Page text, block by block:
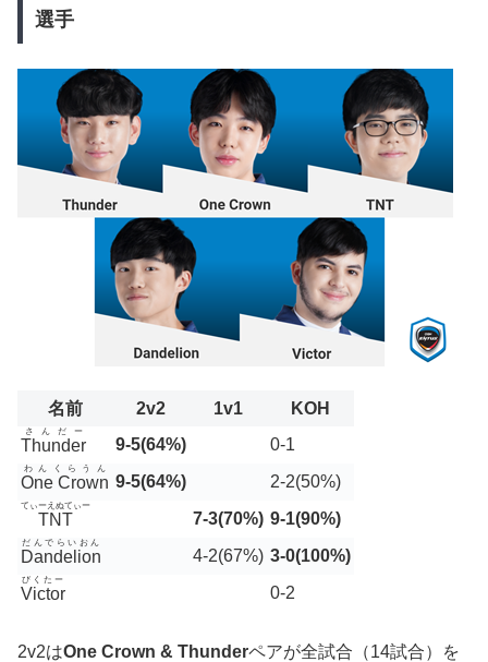
選手
名前 2v2 1v1
KOH
Thunder
さんだー
9-5(64%) 0-1
One Crown
わんくらうん
9-5(64%) 2-2(50%)
TNT
てぃーえぬてぃー
7-3(70%) 9-1(90%)
Dandelion
だんでらいおん
4-2(67%) 3-0(100%)
Victor
びくたー
0-2
2v2はOne Crown & Thunderペアが全試合（14試合）を